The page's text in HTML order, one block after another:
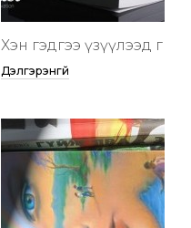
Хэн гэдгээ үзүүлээд өг
Дэлгэрэнгүй